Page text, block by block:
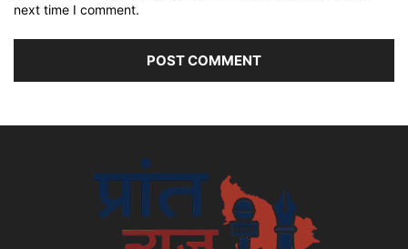
next time I comment.